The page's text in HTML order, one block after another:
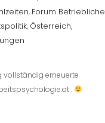
, Forum Betriebliche
, Österreich,
vollständig erneuerte
.